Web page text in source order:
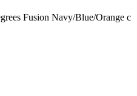
Fusion Navy/Blue/Orange с